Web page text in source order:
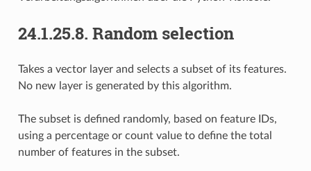
24.1.25.8. Random selection
Takes a vector layer and selects a subset of its features.
No new layer is generated by this algorithm.
The subset is defined randomly, based on feature IDs,
using a percentage or count value to define the total
number of features in the subset.